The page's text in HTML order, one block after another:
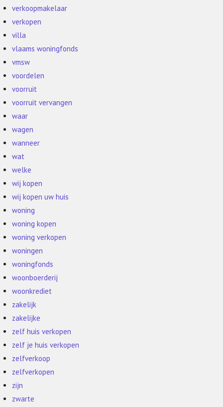
verkoopmakelaar
verkopen
villa
vlaams woningfonds
vmsw
voordelen
voorruit
voorruit vervangen
waar
wagen
wanneer
wat
welke
wij kopen
wij kopen uw huis
woning
woning kopen
woning verkopen
woningen
woningfonds
woonboerderij
woonkrediet
zakelijk
zakelijke
zelf huis verkopen
zelf je huis verkopen
zelfverkoop
zelfverkopen
zijn
zwarte